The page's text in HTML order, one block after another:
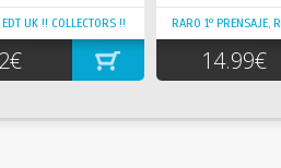
B3 SONG SUNG BLUE
UK !! COLLECTORS !!
14.99€